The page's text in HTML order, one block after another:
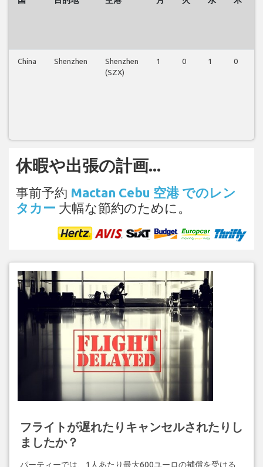
China Shenzhen
Shenzhen
(SZX)
1 0 1 0
休暇や出張の計画...
事前予約 Mactan Cebu 空港 でのレン
タカー 大幅な節約のために。
フライトが遅れたりキャンセルされたりし
ましたか？
パーティーでは、1人あたり最大600ユーロの補償を受ける